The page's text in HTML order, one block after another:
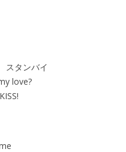
タンバイ
love?